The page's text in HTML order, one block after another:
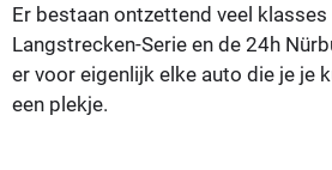
Er bestaan ontzettend veel
Langstrecken-Serie en de 24h
er voor eigenlijk elke auto die je je
een plekje.